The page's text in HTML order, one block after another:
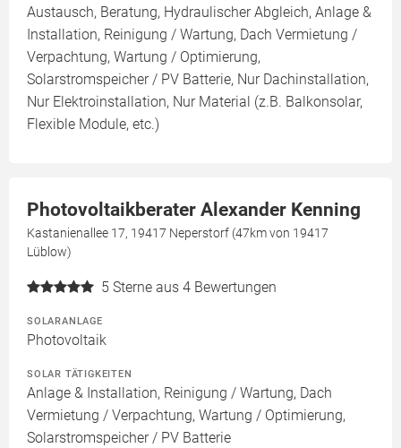
Austausch, Beratung, Hydraulischer Abgleich, Anlage &
Installation, Reinigung / Wartung, Dach Vermietung /
Verpachtung, Wartung / Optimierung,
Solarstromspeicher / PV Batterie, Nur Dachinstallation,
Nur Elektroinstallation, Nur Material (z.B. Balkonsolar,
Flexible Module, etc.)
Photovoltaikberater Alexander Kenning
Kastanienallee 17, 19417 Neperstorf (47km von 19417
Lüblow)
5 Sterne aus 4 Bewertungen
SOLARANLAGE
Photovoltaik
SOLAR TÄTIGKEITEN
Anlage & Installation, Reinigung / Wartung, Dach
Vermietung / Verpachtung, Wartung / Optimierung,
Solarstromspeicher / PV Batterie